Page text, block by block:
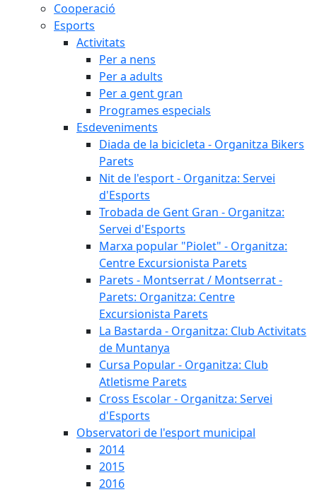
Cooperació
Esports
Activitats
Per a nens
Per a adults
Per a gent gran
Programes especials
Esdeveniments
Diada de la bicicleta - Organitza Bikers
Parets
Nit de l'esport - Organitza: Servei
d'Esports
Trobada de Gent Gran - Organitza:
Servei d'Esports
Marxa popular "Piolet" - Organitza:
Centre Excursionista Parets
Parets - Montserrat / Montserrat -
Parets: Organitza: Centre
Excursionista Parets
La Bastarda - Organitza: Club Activitats
de Muntanya
Cursa Popular - Organitza: Club
Atletisme Parets
Cross Escolar - Organitza: Servei
d'Esports
Observatori de l'esport municipal
2014
2015
2016